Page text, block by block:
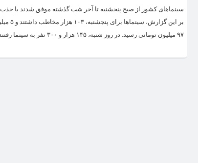
۹۷ میلیون تومانی رسید. در روز شنبه، ۱۴۵ هزار و ۳۰۰ نفر به سینما رفتند تا گیشه روز عیدفطر به ۷ میلیارد و ۵۵۷ میلیون تومان برسد. این روز، سینماها، بهترین...